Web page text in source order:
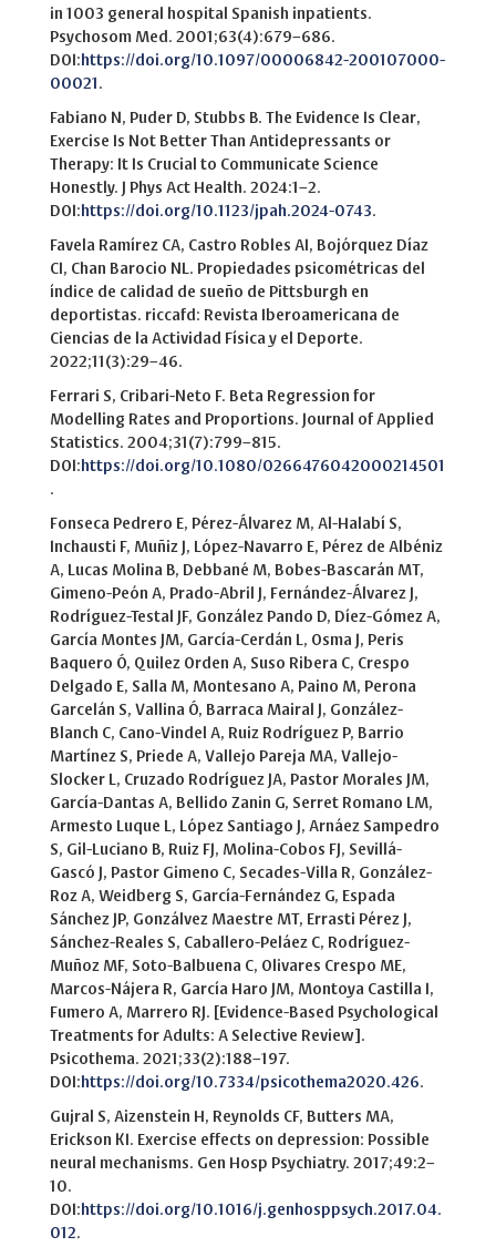
in 1003 general hospital Spanish inpatients.
Psychosom Med. 2001;63(4):679–686.
DOI: https://doi.org/10.1097/00006842-200107000-
00021 .
Fabiano N, Puder D, Stubbs B. The Evidence Is Clear,
Exercise Is Not Better Than Antidepressants or
Therapy: It Is Crucial to Communicate Science
Honestly. J Phys Act Health. 2024:1–2.
DOI: https://doi.org/10.1123/jpah.2024-0743.
Favela Ramírez CA, Castro Robles AI, Bojórquez Díaz
CI, Chan Barocio NL. Propiedades psicométricas del
índice de calidad de sueño de Pittsburgh en
deportistas. riccafd: Revista Iberoamericana de
Ciencias de la Actividad Física y el Deporte.
2022;11(3):29–46.
Ferrari S, Cribari-Neto F. Beta Regression for
Modelling Rates and Proportions. Journal of Applied
Statistics. 2004;31(7):799–815.
DOI: https://doi.org/10.1080/0266476042000214501
.
Fonseca Pedrero E, Pérez-Álvarez M, Al-Halabí S,
Inchausti F, Muñiz J, López-Navarro E, Pérez de Albéniz
A, Lucas Molina B, Debbané M, Bobes-Bascarán MT,
Gimeno-Peón A, Prado-Abril J, Fernández-Álvarez J,
Rodríguez-Testal JF, González Pando D, Díez-Gómez A,
García Montes JM, García-Cerdán L, Osma J, Peris
Baquero Ó, Quilez Orden A, Suso Ribera C, Crespo
Delgado E, Salla M, Montesano A, Paino M, Perona
Garcelán S, Vallina Ó, Barraca Mairal J, González-
Blanch C, Cano-Vindel A, Ruiz Rodríguez P, Barrio
Martínez S, Priede A, Vallejo Pareja MA, Vallejo-
Slocker L, Cruzado Rodríguez JA, Pastor Morales JM,
García-Dantas A, Bellido Zanin G, Serret Romano LM,
Armesto Luque L, López Santiago J, Arnáez Sampedro
S, Gil-Luciano B, Ruiz FJ, Molina-Cobos FJ, Sevillá-
Gascó J, Pastor Gimeno C, Secades-Villa R, González-
Roz A, Weidberg S, García-Fernández G, Espada
Sánchez JP, Gonzálvez Maestre MT, Errasti Pérez J,
Sánchez-Reales S, Caballero-Peláez C, Rodríguez-
Muñoz MF, Soto-Balbuena C, Olivares Crespo ME,
Marcos-Nájera R, García Haro JM, Montoya Castilla I,
Fumero A, Marrero RJ. [Evidence-Based Psychological
Treatments for Adults: A Selective Review].
Psicothema. 2021;33(2):188–197.
DOI: https://doi.org/10.7334/psicothema2020.426.
Gujral S, Aizenstein H, Reynolds CF, Butters MA,
Erickson KI. Exercise effects on depression: Possible
neural mechanisms. Gen Hosp Psychiatry. 2017;49:2–
10.
DOI: https://doi.org/10.1016/j.genhosppsych.2017.04.
012.